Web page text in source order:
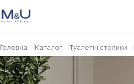
Головна Каталог Туалетні столики